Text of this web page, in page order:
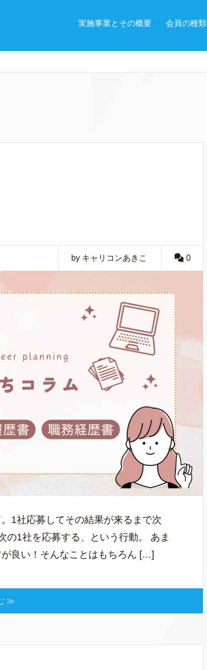
実施事業とその概要 会員の種類
by キャリコンあきこ 0
1社応募してその結果が来るまで次
1社を応募する、という行動。 あま
良い！そんなことはもちろん […]
≫